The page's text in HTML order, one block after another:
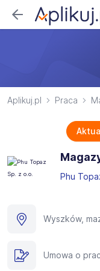
Aplikuj.pl Praca
Phu
Wyszków,
Umowa o